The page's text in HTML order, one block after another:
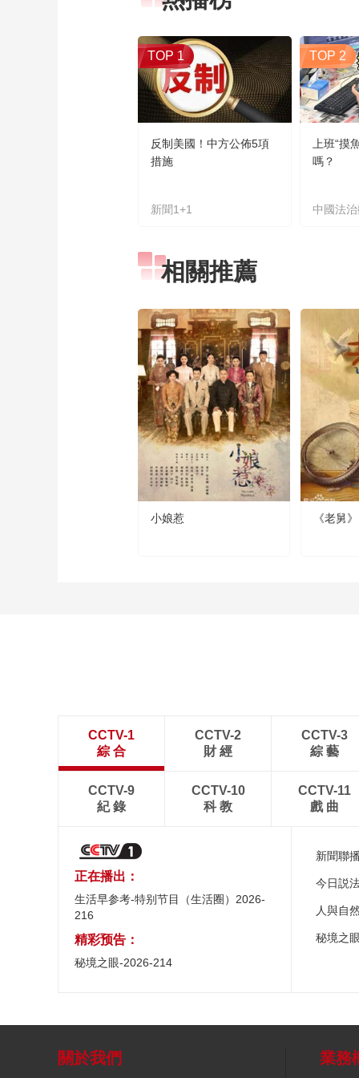
TOP 1
反制美國！中方公佈5項
措施
新聞1+1
TOP 2
上班“摸
嗎？
中國法
相關推薦
小娘惹 《老舅》
CCTV-1
綜 合
CCTV-2
財 經
CCTV-3
綜 藝
CCTV-9
紀 錄
CCTV-10
科 教
CCTV-11
戲 曲
正在播出：
生活早参考-特别节目（生活圈）2026-
216
精彩预告：
秘境之眼-2026-214
新聞聯
今日説
人與自
秘境之
關於我們 業務